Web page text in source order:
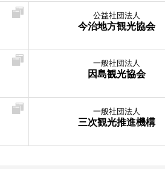
公益社団法人
今治地方観光協会
一般社団法人
因島観光協会
一般社団法人
三次観光推進機構